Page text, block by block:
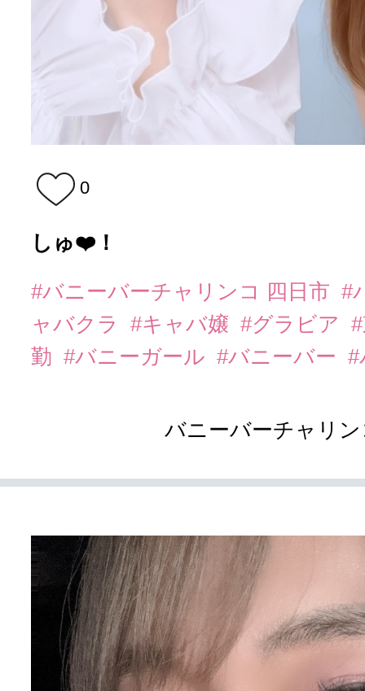
0
しゅ❤️！
#バニーバーチャリンコ 四日市 #
ャバクラ
#キャバ嬢 #グラビア
勤 #バニーガール #バニーバー #
バニーバーチャリ